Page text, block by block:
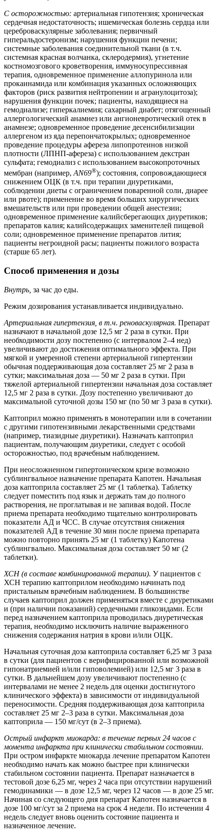
С осторожностью: артериальная гипотензия; хроническая
сердечная недостаточность; ишемическая болезнь сердца или
цереброваскулярные заболевания; первичный
гиперальдостеронизм; нарушения функции печени;
системные заболевания соединительной ткани (в т.ч.
системная красная волчанка, склеродермия), угнетение
костномозгового кроветворения, иммуносупрессивная
терапия, одновременное применение аллопуринола или
прокаинамида или комбинация указанных осложняющих
факторов (риск развития нейтропении и агранулоцитоза);
нарушения функции почек; пациенты, находящиеся на
гемодиализе; гиперкалиемия; сахарный диабет; отягощенный
аллергологический анамнез или ангионевротический отек в
анамнезе; одновременное проведение десенсибилизации
аллергеном из яда перепончатокрылых; одновременное
проведение процедуры афереза липопротеинов низкой
плотности (ЛПНП-афереза) с использованием декстран
сульфата; гемодиализ с использованием высокопроточных
мембран (например,AN69®); состояния, сопровождающиеся
снижением ОЦК (в т.ч. при терапии диуретиками,
соблюдении диеты с ограничением поваренной соли, диарее
или рвоте); применение во время больших хирургических
вмешательств или при проведении общей анестезии;
одновременное применение калийсберегающих диуретиков;
препаратов калия; калийсодержащих заменителей пищевой
соли; одновременное применение препаратов лития;
пациенты негроидной расы; пациенты пожилого возраста
(старше 65 лет).
Способ применения и дозы
Внутрь, за час до еды.
Режим дозирования устанавливается индивидуально.
Артериальная гипертензия, в т.ч. реноваскулярная. Препарат
назначают в начальной дозе 12,5 мг 2 раза в сутки. При
необходимости дозу постепенно (с интервалом 2–4 нед)
увеличивают до достижения оптимального эффекта. При
мягкой и умеренной степени артериальной гипертензии
обычная поддерживающая доза составляет 25 мг 2 раза в
сутки; максимальная доза — 50 мг 2 раза в сутки. При
тяжелой артериальной гипертензии начальная доза составляет
12,5 мг 2 раза в сутки. Дозу постепенно увеличивают до
максимальной суточной дозы 150 мг (по 50 мг 3 раза в сутки).
Каптоприл можно применять в монотерапии или в сочетании
с другими гипотензивными лекарственными средствами
(например, тиазидные диуретики). Назначать каптоприл
пациентам, получающим диуретики, следует с особой
осторожностью, под врачебным наблюдением.
При неосложненном гипертоническом кризе возможно
сублингвальное назначение препарата Капотен. Начальная
доза каптоприла составляет 25 мг (1 таблетка). Таблетку
следует поместить под язык и держать там до полного
растворения, не проглатывая и не запивая водой. После
приема препарата необходимо тщательно контролировать
показатели АД и ЧСС. В случае отсутствия снижения
показателей АД в течение 30 мин после приема препарата
можно повторно принять 25 мг (1 таблетку) Капотена
сублингвально. Максимальная доза составляет 50 мг (2
таблетки).
ХСН (в составе комбинированной терапии). У пациентов с
ХСН терапию каптоприлом необходимо начинать под
пристальным врачебным наблюдением. В большинстве
случаев каптоприл должен применяться вместе с диуретиками
и (при наличии показаний) сердечными гликозидами. Если
перед назначением каптоприла проводилась диуретическая
терапия, необходимо исключить наличие выраженного
снижения содержания натрия в крови и/или ОЦК.
Начальная суточная доза каптоприла составляет 6,25 мг 3 раза
в сутки (для пациентов с верифицированной или возможной
гипонатриемией и/или гиповолемией) или 12,5 мг 3 раза в
сутки. В дальнейшем дозу увеличивают постепенно (с
интервалами не менее 2 недель для оценки достигнутого
клинического эффекта) в зависимости от индивидуальной
переносимости. Средняя поддерживающая доза каптоприла
составляет 25 мг 2–3 раза в сутки. Максимальная доза
каптоприла — 150 мг/сут (в 2–3 приема).
Острый инфаркт миокарда: в течение первых 24 часов с
момента инфаркта при клинически стабильном состоянии.
При остром инфаркте миокарда лечение препаратом Капотен
необходимо начать как можно быстрее при клинически
стабильном состоянии пациента. Препарат назначается в
тестовой дозе 6,25 мг, через 2 часа при отсутствии нарушений
гемодинамики — в дозе 12,5 мг, через 12 часов — в дозе 25 мг.
Начиная со следующего дня препарат Капотен назначается в
дозе 100 мг/сут за 2 приема на срок 4 недели. По истечении 4
недель следует вновь оценить состояние пациента и
назначенное лечение.